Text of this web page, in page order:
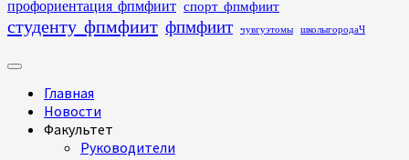
профориентация_фпмфиит спорт_фпмфиит
студенту_фпмфиит фпмфиит чувгуэтомы школыгородаЧ
Основное
Главная
Новости
Факультет
Руководители